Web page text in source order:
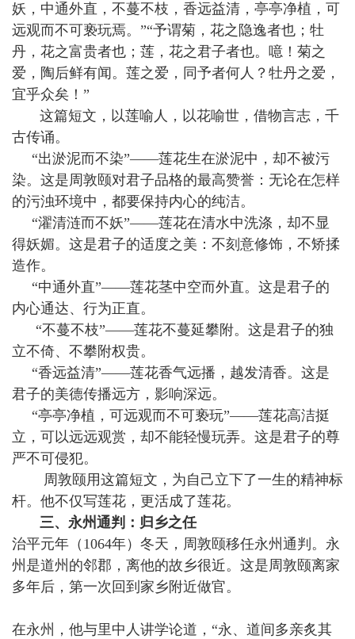
妖，中通外直，不蔓不枝，香远益清，亭亭净植，可
远观而不可亵玩焉。”“予谓菊，花之隐逸者也；牡
丹，花之富贵者也；莲，花之君子者也。噫！菊之
爱，陶后鲜有闻。莲之爱，同予者何人？牡丹之爱，
宜乎众矣！”
这篇短文，以莲喻人，以花喻世，借物言志，千
古传诵。
“出淤泥而不染”——莲花生在淤泥中，却不被污
染。这是周敦颐对君子品格的最高赞誉：无论在怎样
的污浊环境中，都要保持内心的纯洁。
“濯清涟而不妖”——莲花在清水中洗涤，却不显
得妖媚。这是君子的适度之美：不刻意修饰，不矫揉
造作。
“中通外直”——莲花茎中空而外直。这是君子的
内心通达、行为正直。
“不蔓不枝”——莲花不蔓延攀附。这是君子的独
立不倚、不攀附权贵。
“香远益清”——莲花香气远播，越发清香。这是
君子的美德传播远方，影响深远。
“亭亭净植，可远观而不可亵玩”——莲花高洁挺
立，可以远远观赏，却不能轻慢玩弄。这是君子的尊
严不可侵犯。
周敦颐用这篇短文，为自己立下了一生的精神标
杆。他不仅写莲花，更活成了莲花。
三、永州通判：归乡之任
治平元年（1064年）冬天，周敦颐移任永州通判。永
州是道州的邻郡，离他的故乡很近。这是周敦颐离家
多年后，第一次回到家乡附近做官。
在永州，他与里中人讲学论道，“永、道间多亲炙其